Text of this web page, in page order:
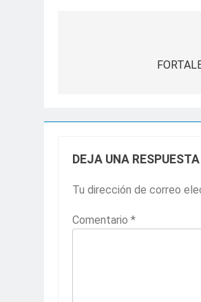
DEJA UNA RESPUESTA
Tu dirección de correo
Comentario *